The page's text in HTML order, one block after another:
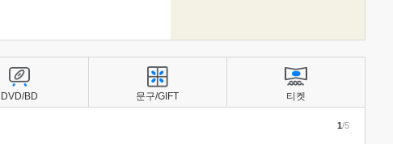
1/5
DVD/BD 문구/GIFT 티켓